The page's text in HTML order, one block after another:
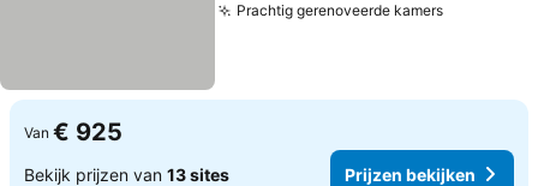
Prachtig gerenoveerde kamersPrijzen
Van € 925
Bekijk prijzen van 13 sites Prijzen bekijken